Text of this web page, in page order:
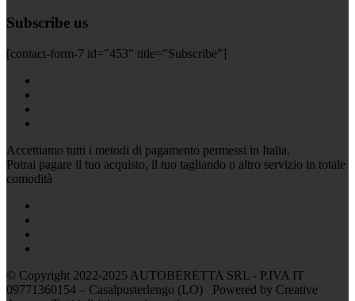
Subscribe us
[contact-form-7 id="453" title="Subscribe"]
Accettiamo tutti i metodi di pagamento permessi in Italia.
Potrai pagare il tuo acquisto, il tuo tagliando o altro servizio in totale
comodità
© Copyright 2022-2025 AUTOBERETTA SRL - P.IVA IT
09771360154 – Casalpusterlengo (LO) Powered by Creative